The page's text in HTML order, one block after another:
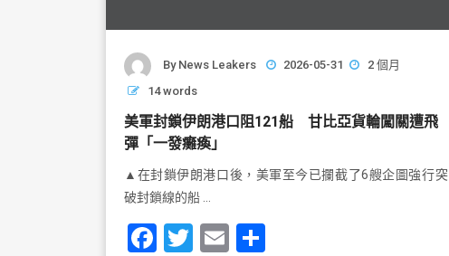
By News Leakers 2026-05-31
2 個月
14 words
美軍封鎖伊朗港口阻121船 甘比亞貨輪闖關遭飛
彈「一發癱瘓」
▲在封鎖伊朗港口後，美軍至今已攔截了6艘企圖強行突
破封鎖線的船 …
F
T
E